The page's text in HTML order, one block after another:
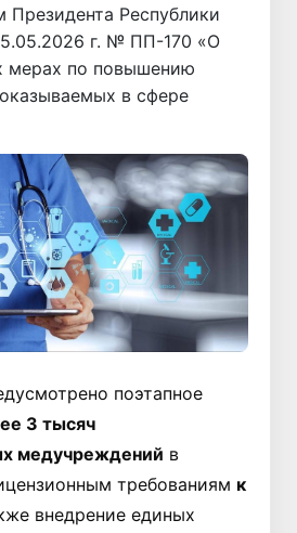
Президента Республики
г. № ПП-170 «О
мерах по повышению
оказываемых в сфере
поэтапное
3 тысяч
медучреждений в
требованиям к
внедрение единых